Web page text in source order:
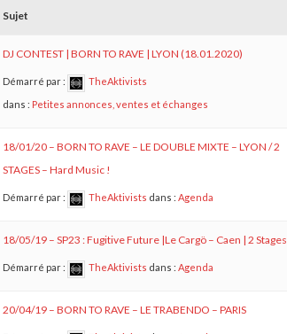
Sujet
DJ CONTEST | BORN TO RAVE | LYON (18.01.2020)
Démarré par :
TheAktivists
dans : Petites annonces, ventes et échanges
18/01/20 – BORN TO RAVE – LE DOUBLE MIXTE – LYON / 2
STAGES – Hard Music !
Démarré par : TheAktivists dans : Agenda
18/05/19 – SP23 : Fugitive Future |Le Cargö – Caen | 2 Stages
Démarré par : TheAktivists dans : Agenda
20/04/19 – BORN TO RAVE – LE TRABENDO – PARIS